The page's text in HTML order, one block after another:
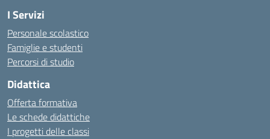
I Servizi
Personale scolastico
Famiglie e studenti
Percorsi di studio
Didattica
Offerta formativa
Le schede didattiche
I progetti delle classi